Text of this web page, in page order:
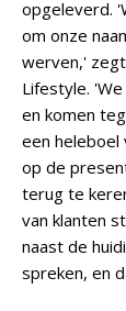
opgeleverd.
om onze
werven,' zegt
Lifestyle.
en komen
een heleboel
op de
terug te
van klanten
naast de
spreken, en